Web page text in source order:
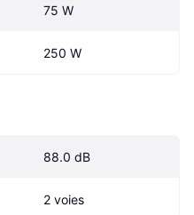
75 W
250 W
88.0 dB
2 voies